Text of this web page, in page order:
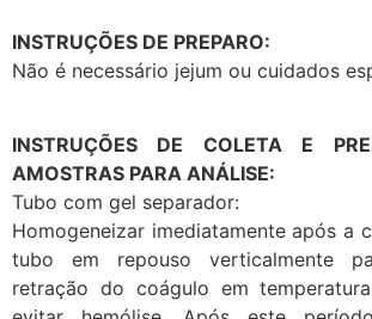
INSTRUÇÕES DE PREPARO:
Não é necessário jejum ou cuidados
INSTRUÇÕES DE COLETA E
AMOSTRAS PARA ANÁLISE:
Tubo com gel separador:
Homogeneizar imediatamente após a
tubo em repouso verticalmente
retração do coágulo em